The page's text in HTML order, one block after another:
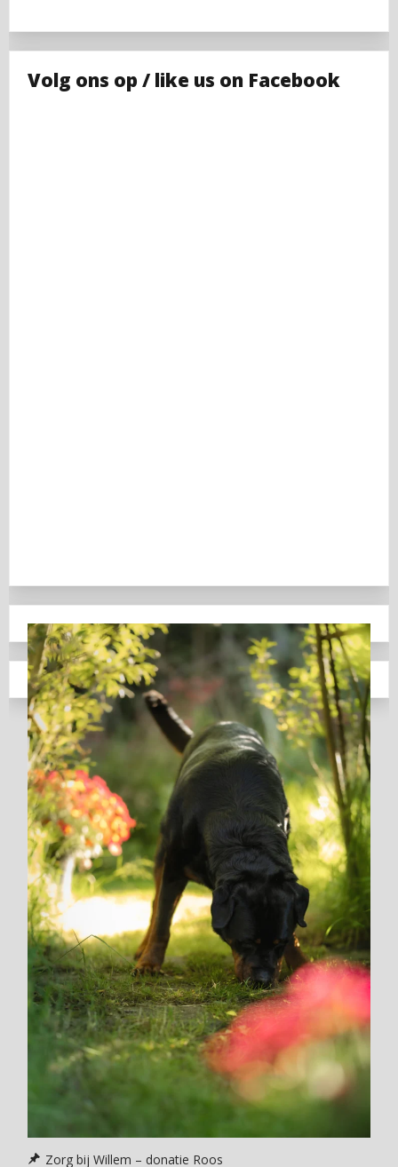
Volg ons op / like us on Facebook
Zorg bij Willem – donatie Roos